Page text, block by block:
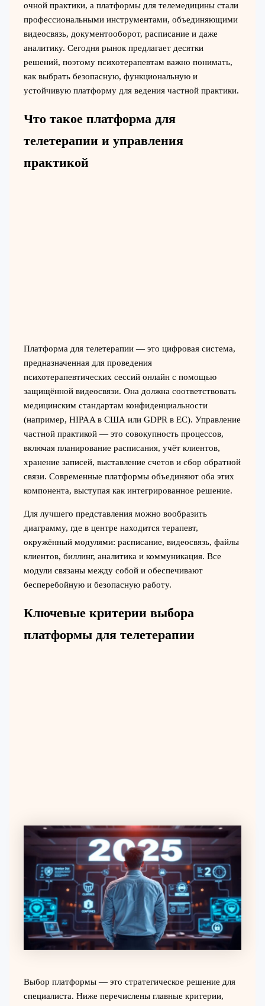
очной практики, а платформы для телемедицины стали
профессиональными инструментами, объединяющими
видеосвязь, документооборот, расписание и даже
аналитику. Сегодня рынок предлагает десятки
решений, поэтому психотерапевтам важно понимать,
как выбрать безопасную, функциональную и
устойчивую платформу для ведения частной практики.
Что такое платформа для
телетерапии и управления
практикой
Платформа для телетерапии — это цифровая система,
предназначенная для проведения
психотерапевтических сессий онлайн с помощью
защищённой видеосвязи. Она должна соответствовать
медицинским стандартам конфиденциальности
(например, HIPAA в США или GDPR в ЕС). Управление
частной практикой — это совокупность процессов,
включая планирование расписания, учёт клиентов,
хранение записей, выставление счетов и сбор обратной
связи. Современные платформы объединяют оба этих
компонента, выступая как интегрированное решение.
Для лучшего представления можно вообразить
диаграмму, где в центре находится терапевт,
окружённый модулями: расписание, видеосвязь, файлы
клиентов, биллинг, аналитика и коммуникация. Все
модули связаны между собой и обеспечивают
бесперебойную и безопасную работу.
Ключевые критерии выбора
платформы для телетерапии
Выбор платформы — это стратегическое решение для
специалиста. Ниже перечислены главные критерии,